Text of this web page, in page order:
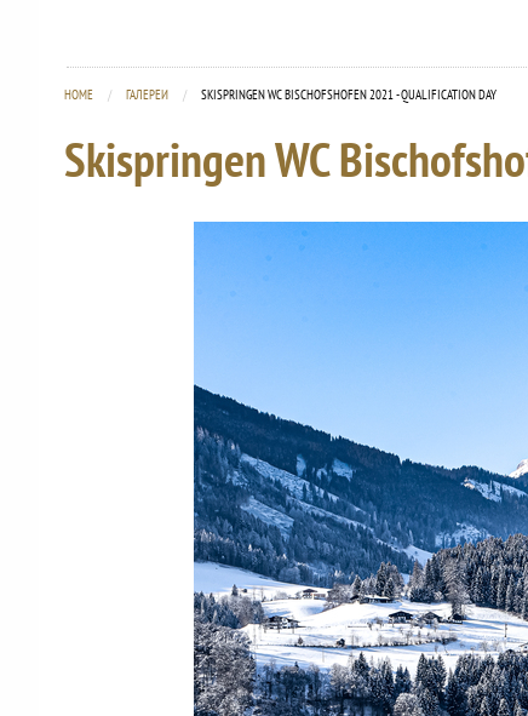
HOME ГАЛЕРЕИ CURRENT:
SKISPRINGEN WC BISCHOFSHOFEN 2021 - QUALIFICATION DAY
Skispringen WC